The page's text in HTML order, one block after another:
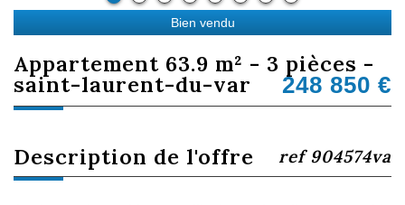
Bien vendu
appartement 63.9 m² - 3 pièces -
saint-laurent-du-var 248 850 €
description de l'offre ref 904574va